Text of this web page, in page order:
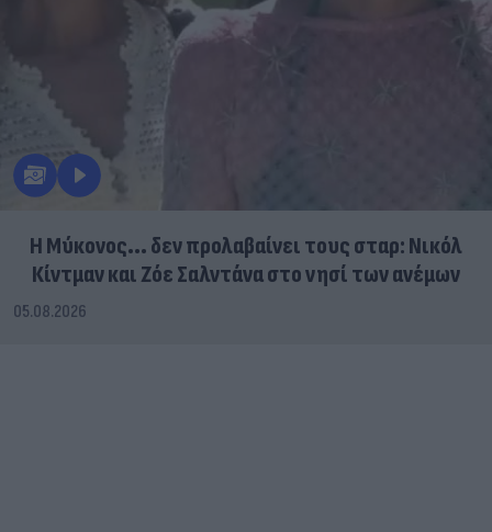
Η Μύκονος... δεν προλαβαίνει τους σταρ: Νικόλ
Κίντμαν και Ζόε Σαλντάνα στο νησί των ανέμων
05.08.2026